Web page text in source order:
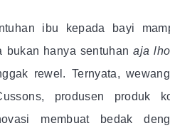
ibu kepada bayi
bukan hanya sentuhanaja
rewel. Ternyata,
produsen produk
membuat bedak